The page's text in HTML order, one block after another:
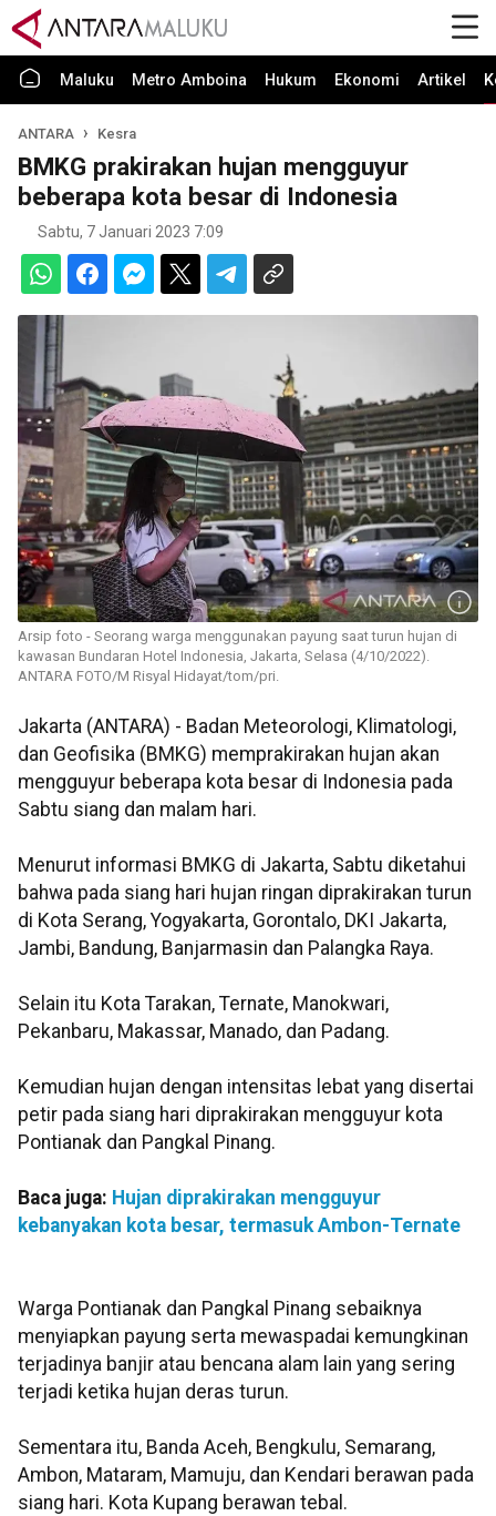
Maluku Metro Amboina Hukum Ekonomi Artikel
ANTARA Kesra
BMKG prakirakan hujan mengguyur
beberapa kota besar di Indonesia
Sabtu, 7 Januari 2023 7:09
Arsip foto - Seorang warga menggunakan payung saat turun hujan di
kawasan Bundaran Hotel Indonesia, Jakarta, Selasa (4/10/2022).
ANTARA FOTO/M Risyal Hidayat/tom/pri.
Jakarta (ANTARA) - Badan Meteorologi, Klimatologi,
dan Geofisika (BMKG) memprakirakan hujan akan
mengguyur beberapa kota besar di Indonesia pada
Sabtu siang dan malam hari.
Menurut informasi BMKG di Jakarta, Sabtu diketahui
bahwa pada siang hari hujan ringan diprakirakan turun
di Kota Serang, Yogyakarta, Gorontalo, DKI Jakarta,
Jambi, Bandung, Banjarmasin dan Palangka Raya.
Selain itu Kota Tarakan, Ternate, Manokwari,
Pekanbaru, Makassar, Manado, dan Padang.
Kemudian hujan dengan intensitas lebat yang disertai
petir pada siang hari diprakirakan mengguyur kota
Pontianak dan Pangkal Pinang.
Baca juga: Hujan diprakirakan mengguyur
kebanyakan kota besar, termasuk Ambon-Ternate
Warga Pontianak dan Pangkal Pinang sebaiknya
menyiapkan payung serta mewaspadai kemungkinan
terjadinya banjir atau bencana alam lain yang sering
terjadi ketika hujan deras turun.
Sementara itu, Banda Aceh, Bengkulu, Semarang,
Ambon, Mataram, Mamuju, dan Kendari berawan pada
siang hari. Kota Kupang berawan tebal.